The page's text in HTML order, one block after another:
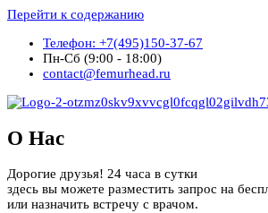
Перейти к содержанию
Телефон: +7(495)150-37-67
Пн-Сб (9:00 - 18:00)
contact@femurhead.ru
О Нас
Дорогие друзья! 24 часа в сутки
здесь вы можете разместить запрос на
или назначить встречу с врачом.